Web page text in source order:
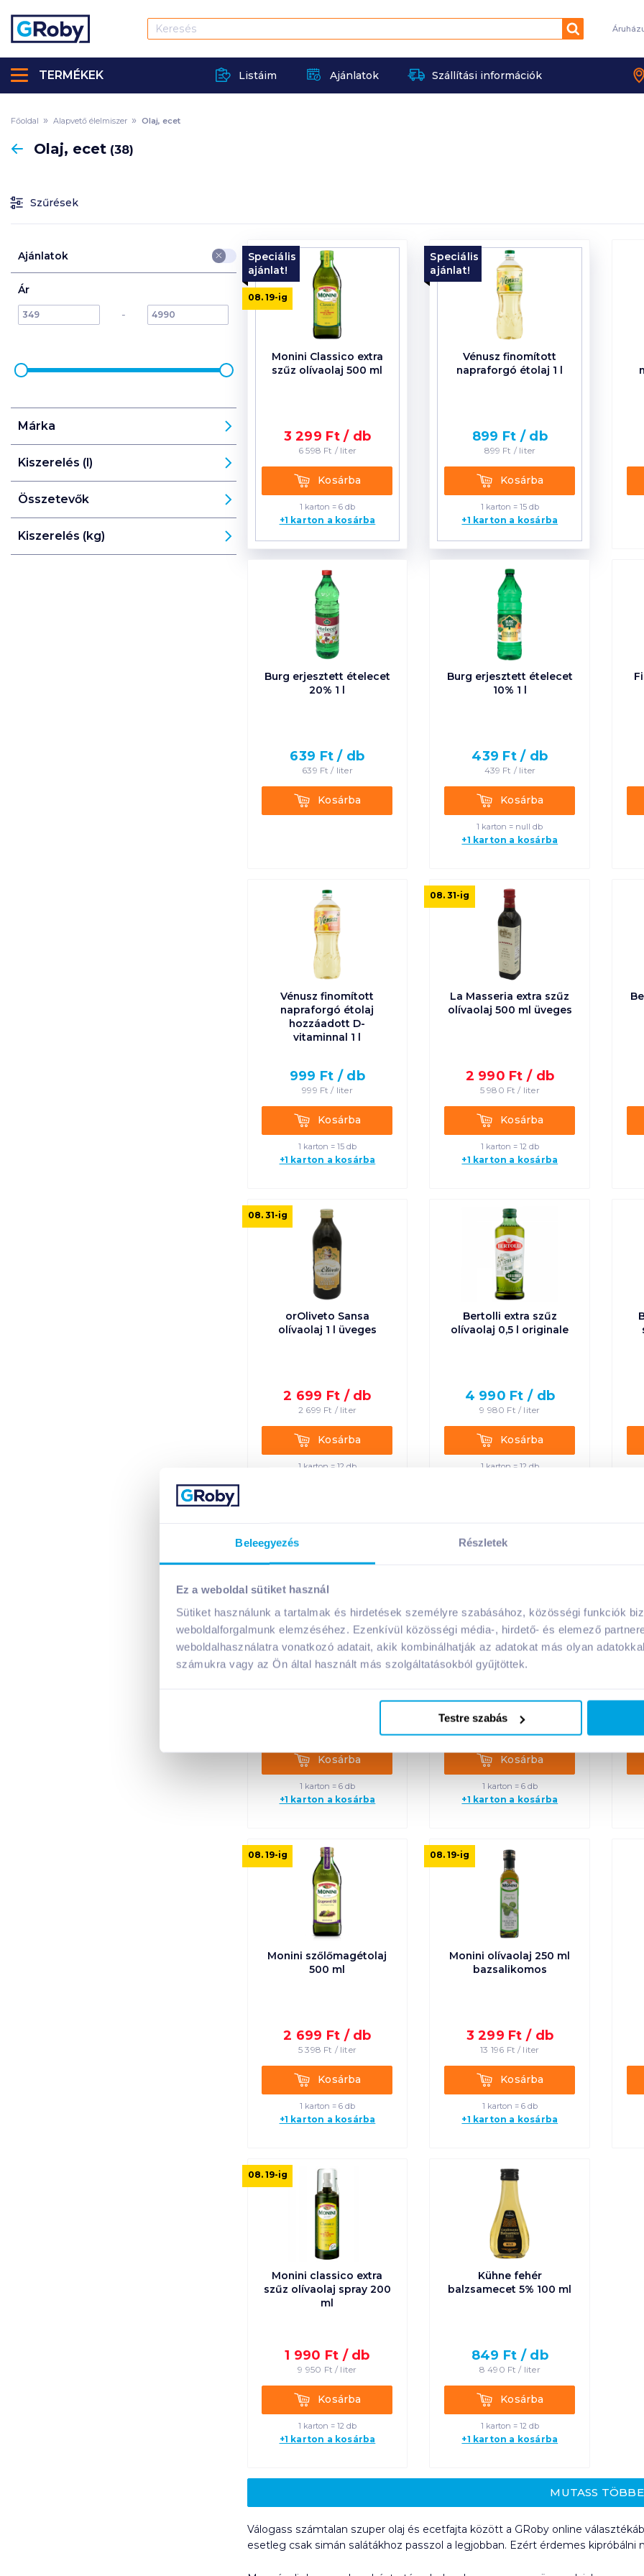
Beleegyezés Részletek
Ez a weboldal sütiket használ
Sütiket használunk a tartalmak és hirdetések személyre szabásához, közösségi funkciók
weboldalforgalmunk elemzéséhez. Ezenkívül közösségi média-, hirdető- és elemező
weboldalhasználatra vonatkozó adatait, akik kombinálhatják az adatokat más olyan
számukra vagy az Ön által használt más szolgáltatásokból gyűjtöttek.
Testre szabás
Keresés
Listáim Ajánlatok Szállítási információk
TERMÉKEK
Főoldal Alapvető élelmiszer Olaj, ecet
VisszaOlaj, ecet (38)
Szűrések
Ajánlatok
Ár
min max
- max
Márka
Kiszerelés (l)
Összetevők
Kiszerelés (kg)
Monini Classico extra
szűz olívaolaj 500 ml
3 299 Ft / db
6 598 Ft / liter
KosárbaKosárba
1 karton = 6 db
+1 karton a kosárba
Speciális
ajánlat!
08. 19-ig
Vénusz finomított
napraforgó étolaj 1 l
899 Ft / db
899 Ft / liter
KosárbaKosárba
1 karton = 15 db
+1 karton a kosárba
Speciális
ajánlat!
Burg erjesztett ételecet
20% 1 l
639 Ft / db
639 Ft / liter
KosárbaKosárba
Burg erjesztett ételecet
10% 1 l
439 Ft / db
439 Ft / liter
KosárbaKosárba
1 karton = null db
+1 karton a kosárba
Vénusz finomított
napraforgó étolaj
hozzáadott D-
vitaminnal 1 l
999 Ft / db
999 Ft / liter
KosárbaKosárba
1 karton = 15 db
+1 karton a kosárba
La Masseria extra szűz
olívaolaj 500 ml üveges
2 990 Ft / db
5 980 Ft / liter
KosárbaKosárba
1 karton = 12 db
+1 karton a kosárba
08. 31-ig
orOliveto Sansa
olívaolaj 1 l üveges
2 699 Ft / db
2 699 Ft / liter
KosárbaKosárba
1 karton = 12 db
08. 31-ig
Bertolli extra szűz
olívaolaj 0,5 l originale
4 990 Ft / db
9 980 Ft / liter
KosárbaKosárba
1 karton = 12 db
Kühne balzsamecet 6%
250 ml
KosárbaKosárba
1 karton = 6 db
+1 karton a kosárba
Burg almaecet 5% 1 l
1 099Ft /
KosárbaKosárba
1 karton = 6 db
+1 karton a kosárba
Monini szőlőmagétolaj
500 ml
2 699 Ft / db
5 398 Ft / liter
KosárbaKosárba
1 karton = 6 db
+1 karton a kosárba
08. 19-ig
Monini olívaolaj 250 ml
bazsalikomos
3 299 Ft / db
13 196 Ft / liter
KosárbaKosárba
1 karton = 6 db
+1 karton a kosárba
08. 19-ig
Monini classico extra
szűz olívaolaj spray 200
ml
1 990 Ft / db
9 950 Ft / liter
KosárbaKosárba
1 karton = 12 db
+1 karton a kosárba
08. 19-ig
Kühne fehér
balzsamecet 5% 100 ml
849 Ft / db
8 490 Ft / liter
KosárbaKosárba
1 karton = 12 db
+1 karton a kosárba
MUTASS
Válogass számtalan szuper olaj és ecetfajta között a GRoby online
esetleg csak simán salátákhoz passzol a legjobban. Ezért érdemes kipróbálni